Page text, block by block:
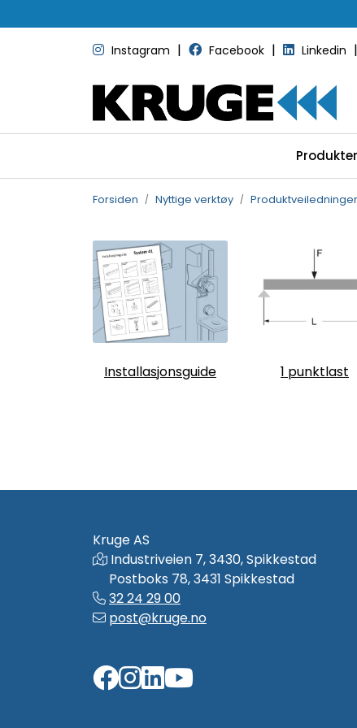
Instagram | Facebook | Linkedin |
Produkter
Forsiden Nyttige verktøy Produktveiledninger
Installasjonsguide 1 punktlast
Kruge AS
Industriveien 7, 3430, Spikkestad
Postboks 78, 3431 Spikkestad
32 24 29 00
post@kruge.no